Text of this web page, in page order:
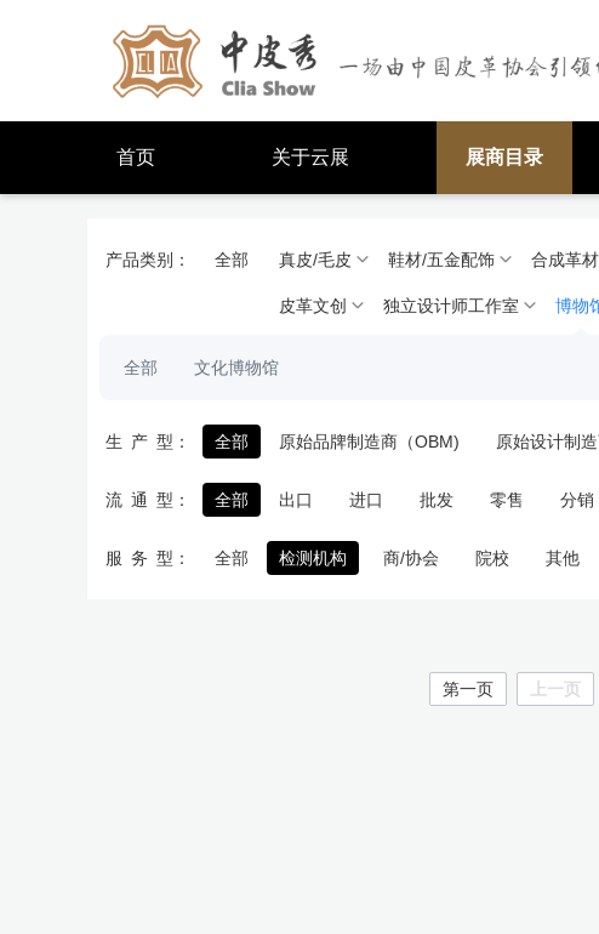
首页 关于云展 展商目录
产品类别： 全部 真皮/毛皮 鞋材/五金配饰 合成革
皮革文创 独立设计师工作室 博物
全部 文化博物馆
生 产 型： 全部 原始品牌制造商（OBM) 原始设计制造
流 通 型： 全部 出口 进口 批发 零售 分销
服 务 型： 全部 检测机构 商/协会 院校 其他
第一页 上一页